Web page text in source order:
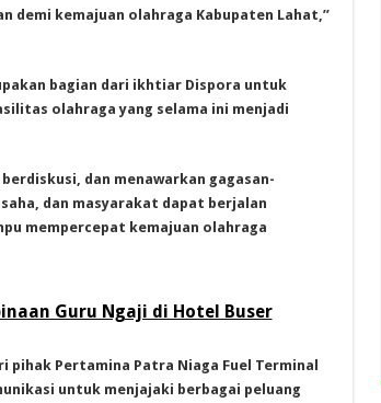
demi kemajuan olahraga Kabupaten Lahat,”
bagian dari ikhtiar Dispora untuk
olahraga yang selama ini menjadi
dan menawarkan gagasan-
dan masyarakat dapat berjalan
mempercepat kemajuan olahraga
Guru Ngaji di Hotel Buser
Pertamina Patra Niaga Fuel Terminal
untuk menjajaki berbagai peluang